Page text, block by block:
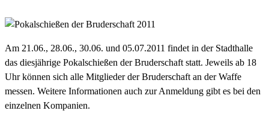
Am 21.06., 28.06., 30.06. und 05.07.2011 findet in der Stadthalle
das diesjährige Pokalschießen der Bruderschaft statt. Jeweils ab 18
Uhr können sich alle Mitglieder der Bruderschaft an der Waffe
messen. Weitere Informationen auch zur Anmeldung gibt es bei den
einzelnen Kompanien.